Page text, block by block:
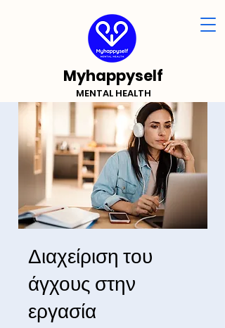
Myhappyself
MENTAL HEALTH
Διαχείριση του
άγχους στην
εργασία